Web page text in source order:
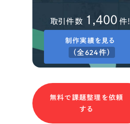
取引件数 1,400 件!
制作実績を見る
（全624件）
無料で課題整理を依頼
する